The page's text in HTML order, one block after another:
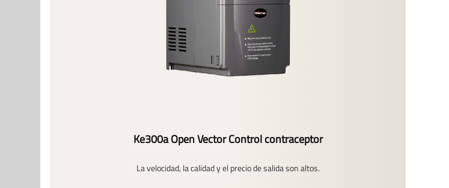
Ke300a Open Vector Control contraceptor
La velocidad, la calidad y el precio de salida son altos.